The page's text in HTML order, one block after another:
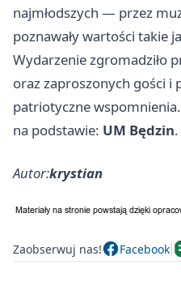
najmłodszych — przez
poznawały wartości takie
Wydarzenie zgromadziło
oraz zaproszonych gości i
patriotyczne wspomnienia.
na podstawie: UM Będzin.
Autor:krystian
Zaobserwuj nas! Facebook